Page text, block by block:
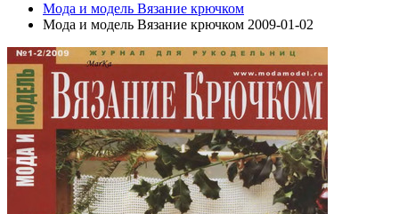
Мода и модель Вязание крючком
Мода и модель Вязание крючком 2009-01-02